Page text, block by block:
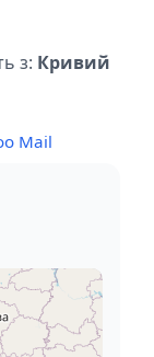
з: Кривий
Mail